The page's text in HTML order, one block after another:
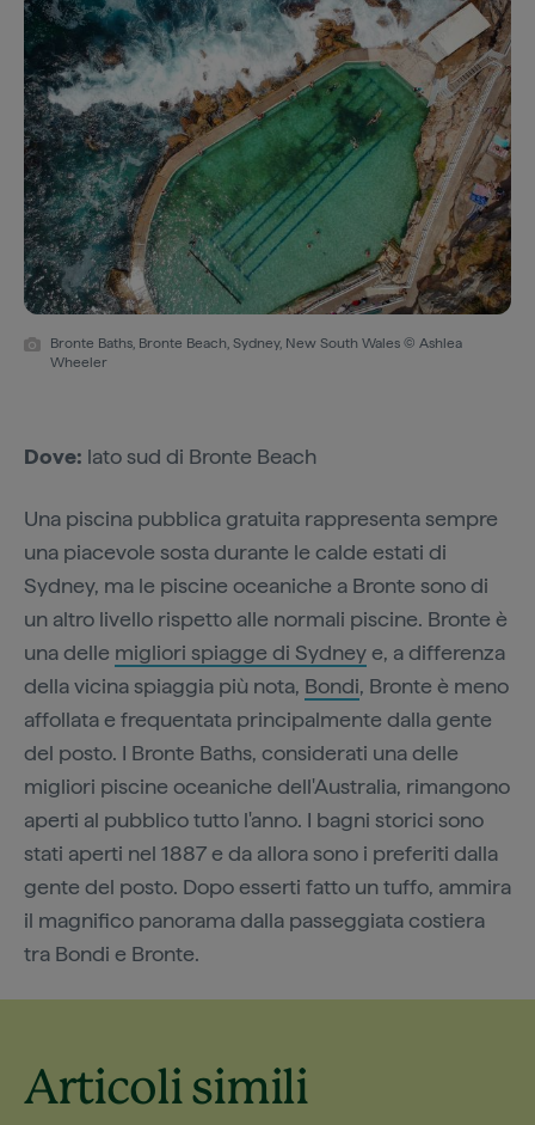
Bronte Baths, Bronte Beach, Sydney, New South Wales © Ashlea
Wheeler
Dove: lato sud di Bronte Beach
Una piscina pubblica gratuita rappresenta sempre
una piacevole sosta durante le calde estati di
Sydney, ma le piscine oceaniche a Bronte sono di
un altro livello rispetto alle normali piscine. Bronte è
una delle migliori spiagge di Sydneye, a differenza
della vicina spiaggia più nota, Bondi, Bronte è meno
affollata e frequentata principalmente dalla gente
del posto. I Bronte Baths, considerati una delle
migliori piscine oceaniche dell'Australia, rimangono
aperti al pubblico tutto l'anno. I bagni storici sono
stati aperti nel 1887 e da allora sono i preferiti dalla
gente del posto. Dopo esserti fatto un tuffo, ammira
il magnifico panorama dalla passeggiata costiera
tra Bondi e Bronte.
Articoli simili
I migliori locali di
Sydney dove